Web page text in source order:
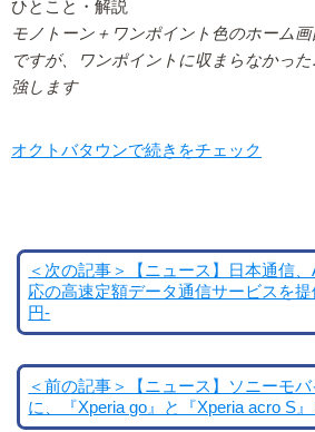
ひとこと・解説
モノトーン＋ワンポイント色のホーム
ですが、ワンポイントに収まらなかっ
強します
オクトバタウンで続きをチェック
＜次の記事＞【ニュース】日本通信
応の高速定額データ通信サービスを
円-
＜前の記事＞【ニュース】ソニーモ
に、『Xperia go』と『Xperia acro S